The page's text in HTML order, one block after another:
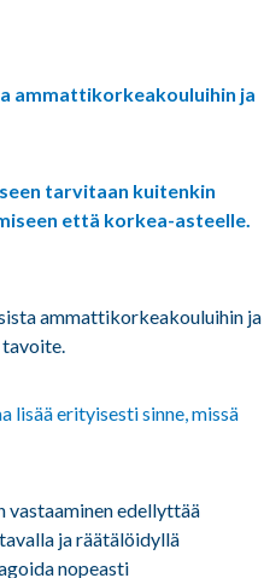
ammattikorkeakouluihin ja
tarvitaan kuitenkin
että korkea-asteelle.
ammattikorkeakouluihin ja
tavoite.
lisää erityisesti sinne, missä
vastaaminen edellyttää
ja räätälöidyllä
nopeasti